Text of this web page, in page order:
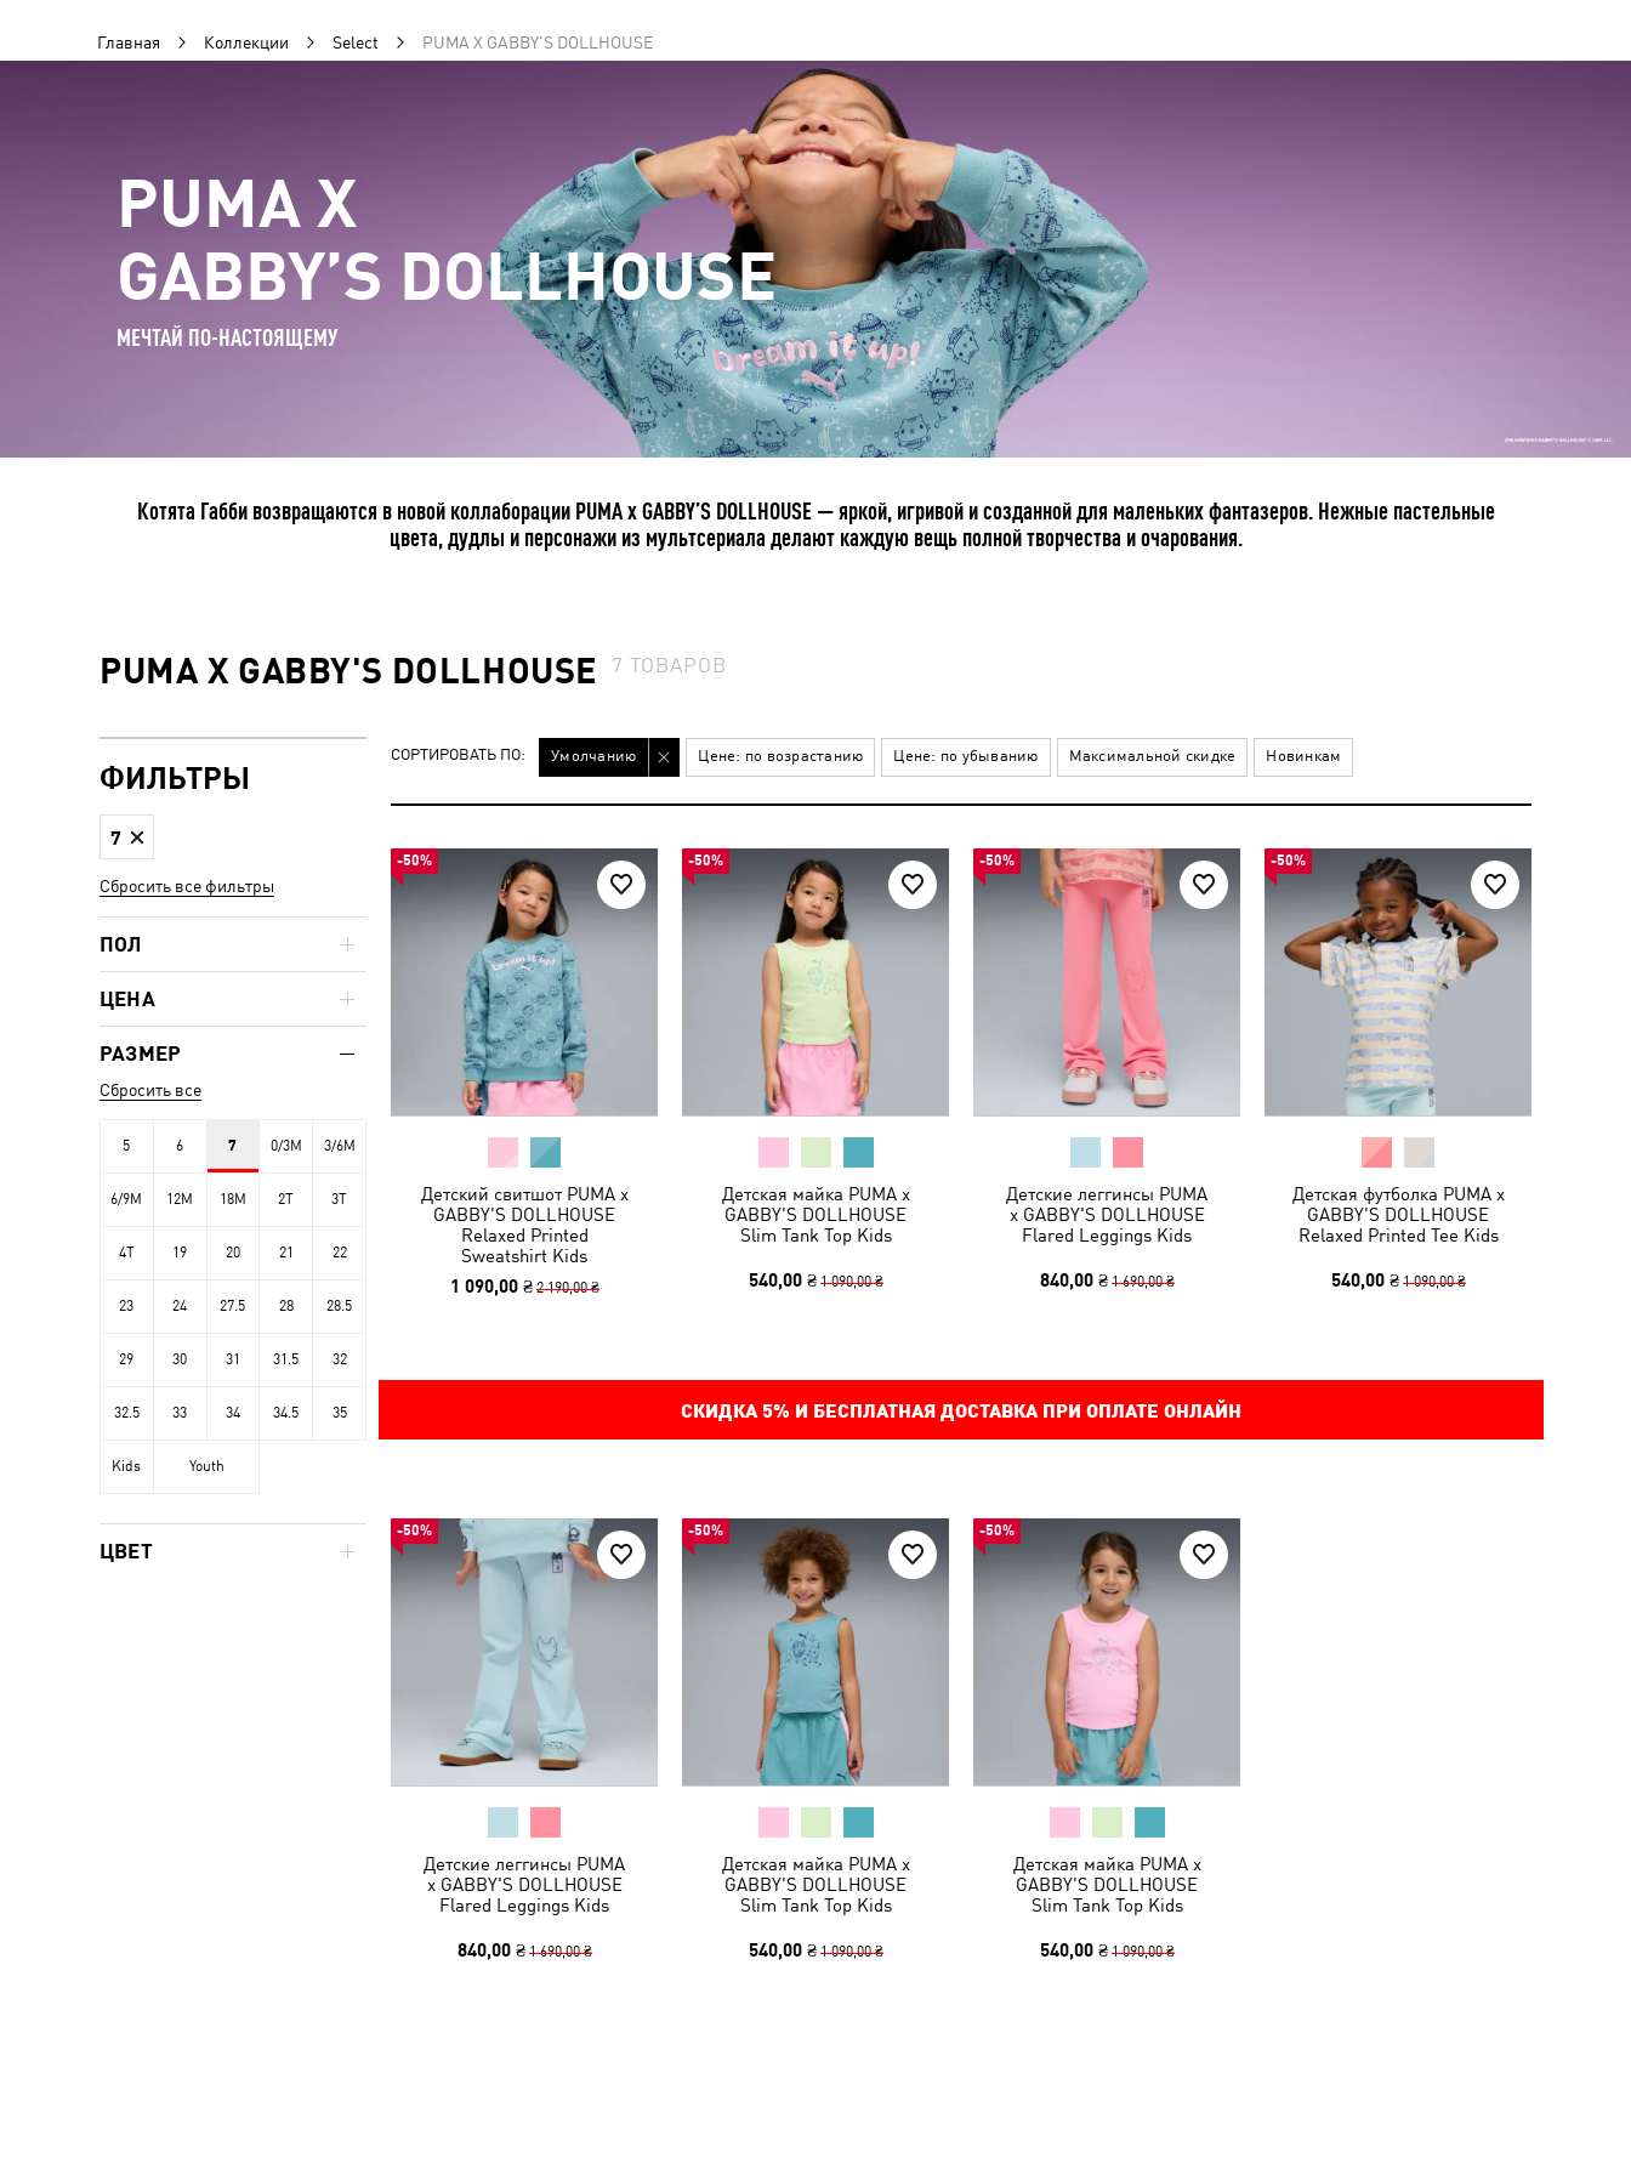
Главная Коллекции Select PUMA X GABBY'S DOLLHOUSE
PUMA X
GABBY’S DOLLHOUSE
МЕЧТАЙ ПО-НАСТОЯЩЕМУ
Котята Габби возвращаются в новой коллаборации PUMA x GABBY’S DOLLHOUSE — яркой, игривой и созданной для маленьких фантазеров. Нежные пастельные
цвета, дудлы и персонажи из мультсериала делают каждую вещь полной творчества и очарования.
PUMA X GABBY'S DOLLHOUSE 7 ТОВАРОВ
СОРТИРОВАТЬ ПО: Умолчанию Цене: по возрастанию Цене: по убыванию Максимальной скидке Новинкам
-50%
Детский свитшот PUMA x
GABBY'S DOLLHOUSE
Relaxed Printed
Sweatshirt Kids
1 090,00 ₴ 2 190,00 ₴
-50%
Детская майка PUMA x
GABBY'S DOLLHOUSE
Slim Tank Top Kids
540,00 ₴ 1 090,00 ₴
-50%
Детские леггинсы PUMA
x GABBY'S DOLLHOUSE
Flared Leggings Kids
840,00 ₴ 1 690,00 ₴
-50%
Детская футболка PUMA x
GABBY'S DOLLHOUSE
Relaxed Printed Tee Kids
540,00 ₴ 1 090,00 ₴
СКИДКА 5% И БЕСПЛАТНАЯ ДОСТАВКА ПРИ ОПЛАТЕ ОНЛАЙН
-50%
Детские леггинсы PUMA
x GABBY'S DOLLHOUSE
Flared Leggings Kids
840,00 ₴ 1 690,00 ₴
-50%
Детская майка PUMA x
GABBY'S DOLLHOUSE
Slim Tank Top Kids
540,00 ₴ 1 090,00 ₴
-50%
Детская майка PUMA x
GABBY'S DOLLHOUSE
Slim Tank Top Kids
540,00 ₴ 1 090,00 ₴
ФИЛЬТРЫ
7
Сбросить все фильтры
ПОЛ
ЦЕНА
РАЗМЕР
Сбросить все
5 6 7 0/3M 3/6M
6/9M 12M 18M 2T 3T
4T 19 20 21 22
23 24 27.5 28 28.5
29 30 31 31.5 32
32.5 33 34 34.5 35
Kids Youth
ЦВЕТ